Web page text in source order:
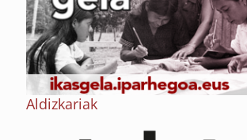
Aldizkariak